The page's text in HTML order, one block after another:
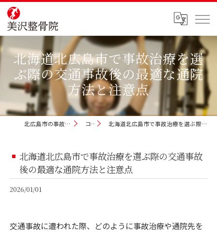
北海道北広島市で事故治療を選
ぶ際の交通事故後の最適な通院
方法と注意点
北広島市の事故治療なら美沢整骨院 コラム 北海道北広島市で事故治療を選ぶ際の交通事故後の最適な通院方法と注意点
北海道北広島市で事故治療を選ぶ際の交通事故
後の最適な通院方法と注意点
2026/01/01
交通事故に遭われた際、どのように事故治療や通院先を